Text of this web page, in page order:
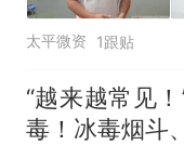
太平微资 1跟贴
“越来越常见
毒！冰毒烟斗